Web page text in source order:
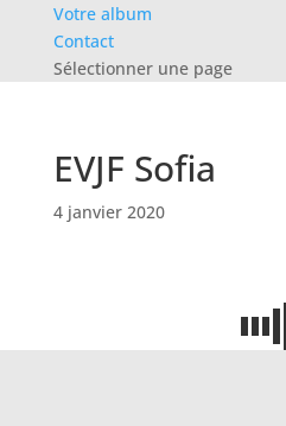
Votre album
Contact
Sélectionner une page
EVJF Sofia
4 janvier 2020